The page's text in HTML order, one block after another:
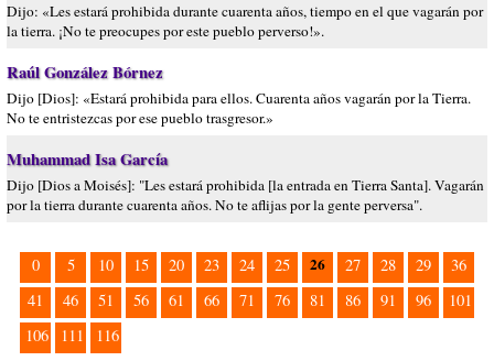
Dijo: «Les estará prohibida durante cuarenta años, tiempo en el que vagarán por
la tierra. ¡No te preocupes por este pueblo perverso!».
Raúl González Bórnez
Dijo [Dios]: «Estará prohibida para ellos. Cuarenta años vagarán por la Tierra.
No te entristezcas por ese pueblo trasgresor.»
Muhammad Isa García
Dijo [Dios a Moisés]: "Les estará prohibida [la entrada en Tierra Santa]. Vagarán
por la tierra durante cuarenta años. No te aflijas por la gente perversa".
0 5 10 15 20 23 24 25 26 27 28 29
36
41
46 51 56 61 66 71 76 81 86 91 96
101
106
111 116